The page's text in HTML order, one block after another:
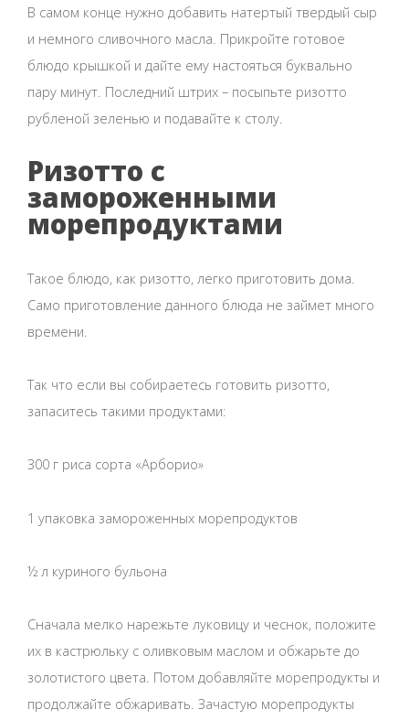
В самом конце нужно добавить натертый твердый сыр
и немного сливочного масла. Прикройте готовое
блюдо крышкой и дайте ему настояться буквально
пару минут. Последний штрих – посыпьте ризотто
рубленой зеленью и подавайте к столу.
Ризотто с
замороженными
морепродуктами
Такое блюдо, как ризотто, легко приготовить дома.
Само приготовление данного блюда не займет много
времени.
Так что если вы собираетесь готовить ризотто,
запаситесь такими продуктами:
300 г риса сорта «Арборио»
1 упаковка замороженных морепродуктов
½ л куриного бульона
Сначала мелко нарежьте луковицу и чеснок, положите
их в кастрюльку с оливковым маслом и обжарьте до
золотистого цвета. Потом добавляйте морепродукты и
продолжайте обжаривать. Зачастую морепродукты